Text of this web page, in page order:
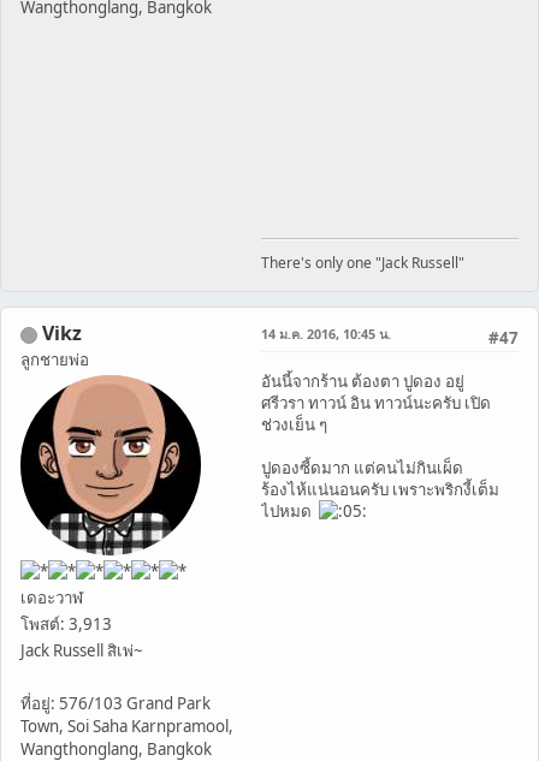
Wangthonglang, Bangkok
There's only one "Jack Russell"
Vikz
ลูกชายพ่อ
เดอะวาฬ
โพสต์: 3,913
Jack Russell สิเพ่~
ที่อยู่: 576/103 Grand Park
Town, Soi Saha Karnpramool,
Wangthonglang, Bangkok
#47
14 ม.ค. 2016, 10:45 น.
อันนี้จากร้าน ต้องตา ปูดอง อยู่
ศรีวรา ทาวน์ อิน ทาวน์นะครับ เปิด
ช่วงเย็น ๆ
ปูดองซี้ดมาก แต่คนไม่กินเผ็ด
ร้องไห้แน่นอนครับ เพราะพริกงี้เต็ม
ไปหมด